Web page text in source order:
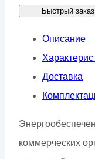
D220D5
кожухе
Быстрый заказ
Описание
Доставка
коммерческих